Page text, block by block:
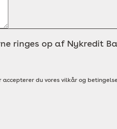
ringes op af Nykredit
du vores vilkår og